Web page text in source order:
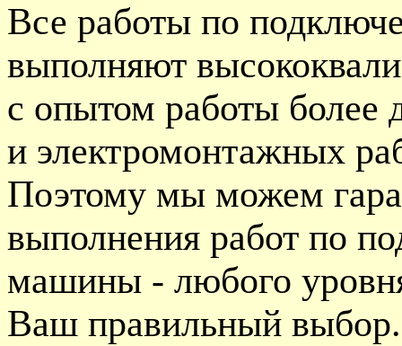
Все работы по
выполняют
с опытом работы более
и электромонтажных
Поэтому мы можем
выполнения работ по
машины - любого
Ваш правильный выбор.